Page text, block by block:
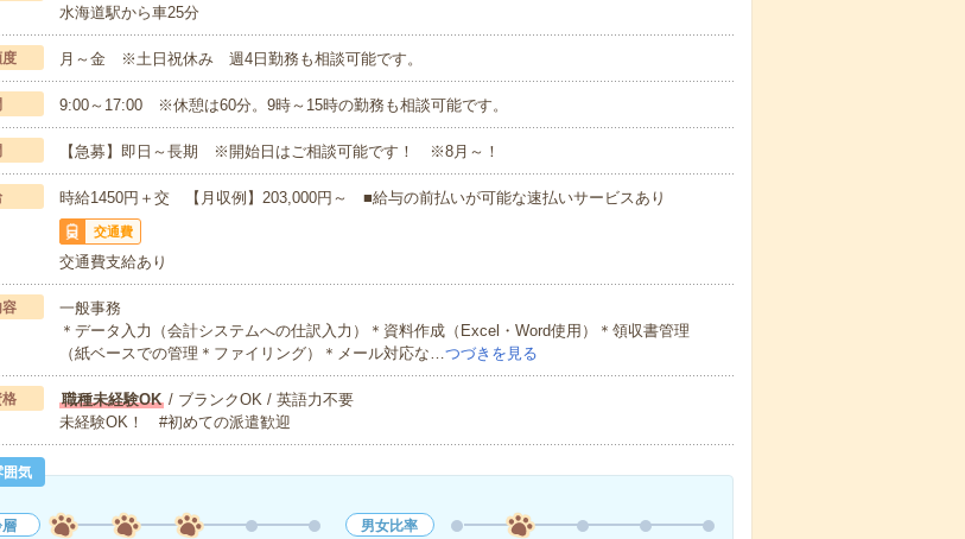
水海道駅から車25分
度 月～金 ※土日祝休み 週4日勤務も相談可能です。
9:00～17:00 ※休憩は60分。9時～15時の勤務も相談可能です。
【急募】即日～長期 ※開始日はご相談可能です！ ※8月～！
時給1450円＋交 【月収例】203,000円～ ■給与の前払いが可能な速払いサービスあり
交通費
交通費支給あり
一般事務
＊データ入力（会計システムへの仕訳入力）＊資料作成（Excel・Word使用）＊領収書管理
（紙ベースでの管理＊ファイリング）＊メール対応な…つづきを見る
格 職種未経験OK/ ブランクOK / 英語力不要
未経験OK！ #初めての派遣歓迎
囲気
男女比率